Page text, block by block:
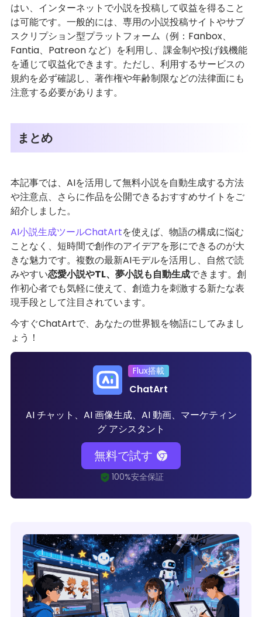
はい、インターネットで小説を投稿して収益を得ること
は可能です。一般的には、専用の小説投稿サイトやサブ
スクリプション型プラットフォーム（例：Fanbox、
Fantia、Patreon など）を利用し、課金制や投げ銭機能
を通じて収益化できます。ただし、利用するサービスの
規約を必ず確認し、著作権や年齢制限などの法律面にも
注意する必要があります。
まとめ
本記事では、AIを活用して無料小説を自動生成する方法
や注意点、さらに作品を公開できるおすすめサイトをご
紹介しました。
AI小説生成ツールChatArtを使えば、物語の構成に悩む
ことなく、短時間で創作のアイデアを形にできるのが大
きな魅力です。複数の最新AIモデルを活用し、自然で読
みやすい恋愛小説やTL、夢小説も自動生成できます。創
作初心者でも気軽に使えて、創造力を刺激する新たな表
現手段として注目されています。
今すぐChatArtで、あなたの世界観を物語にしてみまし
ょう！
Flux搭載
ChatArt
AI チャット、AI 画像生成、AI 動画、マーケティン
グ アシスタント
無料で試す